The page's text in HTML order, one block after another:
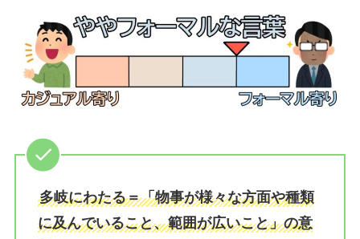
多岐にわたる＝「物事が様々な方面や種類
に及んでいること、範囲が広いこと」の意